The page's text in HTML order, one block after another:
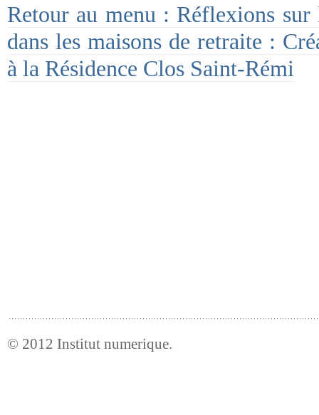
Retour au menu : Réflexions
dans les maisons de retraite :
à la Résidence Clos Saint-Rémi
© 2012 Institut numerique.